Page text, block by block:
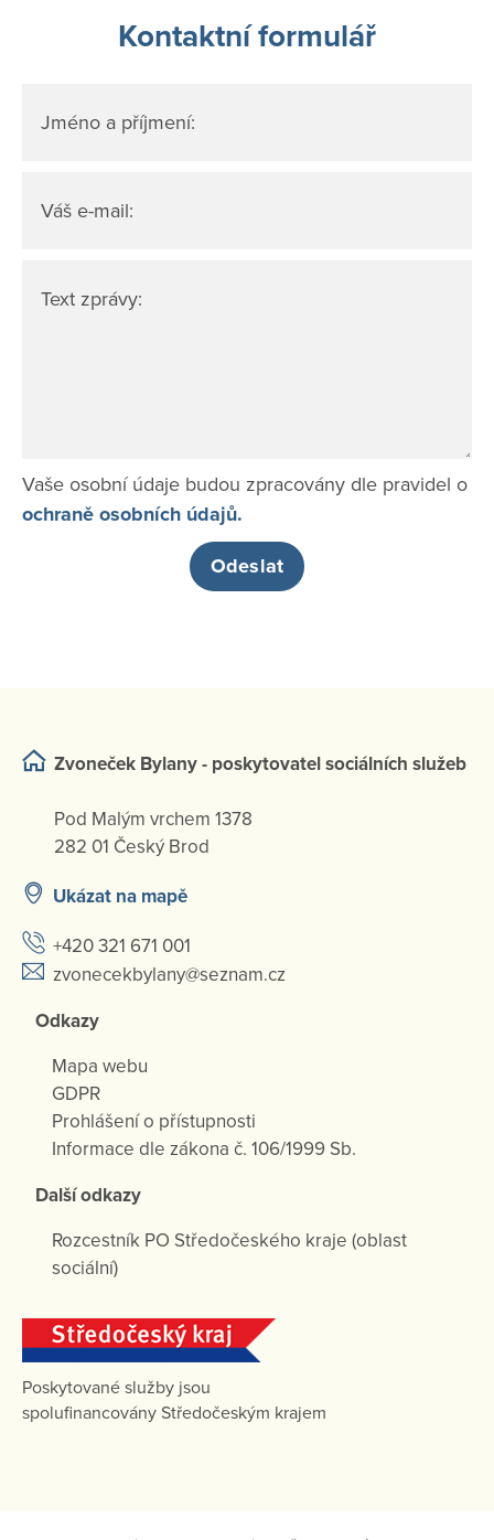
Kontaktní formulář
Jméno a příjmení:
Váš e-mail:
Text zprávy:
Vaše osobní údaje budou zpracovány dle pravidel o
ochraně osobních údajů.
Zvoneček Bylany - poskytovatel sociálních služeb
Pod Malým vrchem 1378
282 01 Český Brod
Ukázat na mapě
+420 321 671 001
zvonecekbylany@seznam.cz
Odkazy
Mapa webu
GDPR
Prohlášení o přístupnosti
Informace dle zákona č. 106/1999 Sb.
Další odkazy
Rozcestník PO Středočeského kraje (oblast
sociální)
Poskytované služby jsou
spolufinancovány Středočeským krajem